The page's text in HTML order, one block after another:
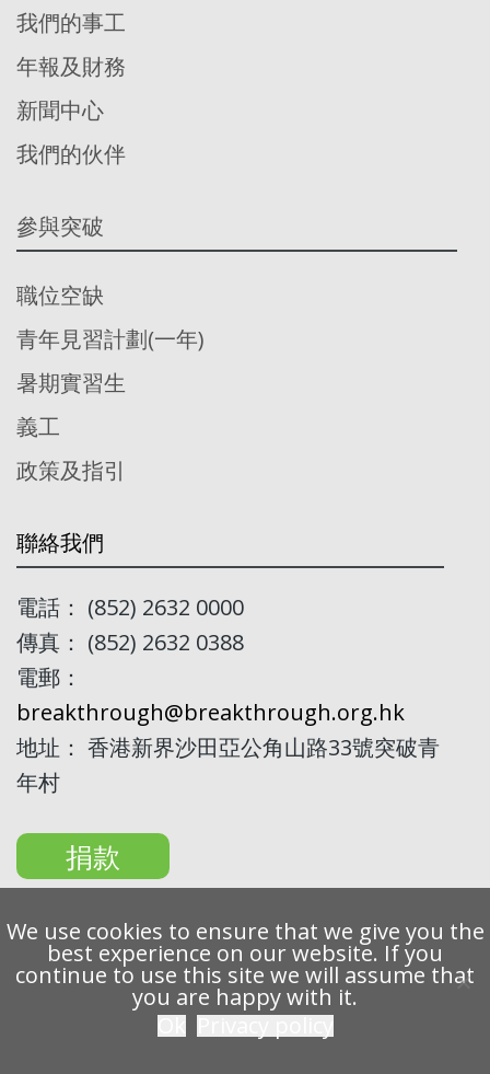
我們的事工
年報及財務
新聞中心
我們的伙伴
參與突破
職位空缺
青年見習計劃(一年)
暑期實習生
義工
政策及指引
聯絡我們
電話： (852) 2632 0000
傳真： (852) 2632 0388
電郵：
breakthrough@breakthrough.org.hk
地址： 香港新界沙田亞公角山路33號突破青
年村
捐款
Copyright 2022 Breakthrough Ltd. All rights reserved.
私隱條例
免責聲明
We use cookies to ensure that we give you the
best experience on our website. If you
continue to use this site we will assume that
you are happy with it.